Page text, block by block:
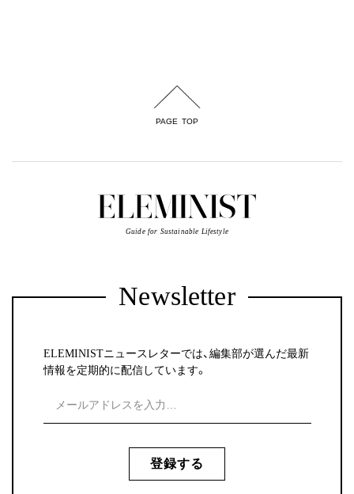
PAGE TOP
Guide for Sustainable Lifestyle
Newsletter
ELEMINISTニュースレターでは、編集部が選んだ最新
情報を定期的に配信しています。
登録する